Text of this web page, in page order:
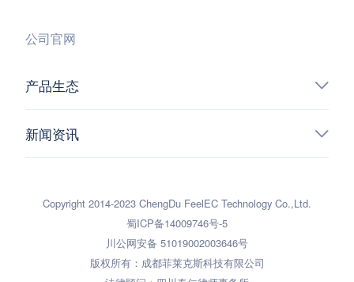
公司官网
产品生态
新闻资讯
Copyright 2014-2023 ChengDu FeelEC Technology Co.,Ltd.
蜀ICP备14009746号-5
川公网安备 51019002003646号
版权所有：成都菲莱克斯科技有限公司